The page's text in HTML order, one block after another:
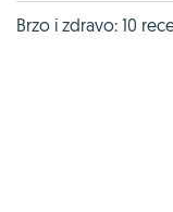
Brzo i zdravo: 10